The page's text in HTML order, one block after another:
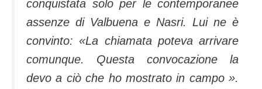
conquistata solo per le contemporanee
assenze di Valbuena e Nasri. Lui ne è
convinto: «La chiamata poteva arrivare
comunque. Questa convocazione la
devo a ciò che ho mostrato in campo ».